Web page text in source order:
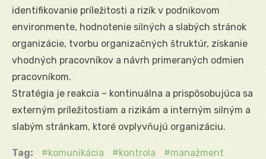
identifikovanie príležitosti a rizík v podnikovom
environmente, hodnotenie silných a slabých stránok
organizácie, tvorbu organizačných štruktúr, získanie
vhodných pracovníkov a návrh primeraných odmien
pracovníkom.
Stratégia je reakcia – kontinuálna a prispôsobujúca sa
externým príležitostiam a rizikám a interným silným a
slabým stránkam, ktoré ovplyvňujú organizáciu.
Tag: komunikácia kontrola
manažment